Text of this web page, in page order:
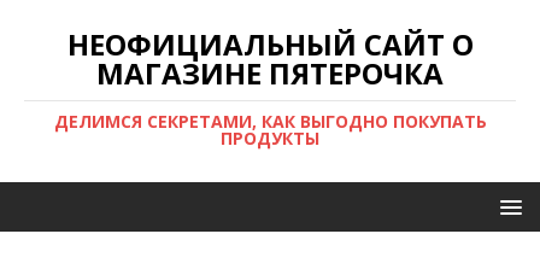
НЕОФИЦИАЛЬНЫЙ САЙТ О
МАГАЗИНЕ ПЯТЕРОЧКА
ДЕЛИМСЯ СЕКРЕТАМИ, КАК ВЫГОДНО ПОКУПАТЬ
ПРОДУКТЫ